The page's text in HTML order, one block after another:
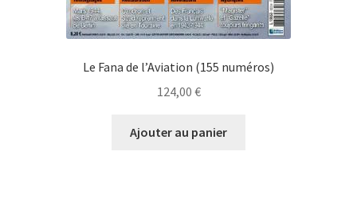
Le Fana de l’Aviation (155 numéros)
124,00 €
Ajouter au panier